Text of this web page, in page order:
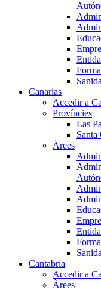
Canarias
Accedir a
Províncies
Las
Santa
Àrees
Cantabria
Accedir a
Àrees